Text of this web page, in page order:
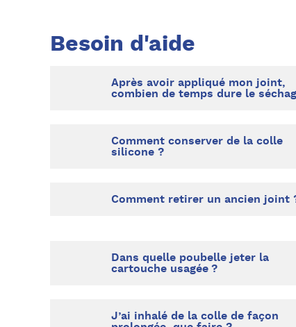
Besoin d'aide
Après avoir appliqué mon joint,
combien de temps dure le
Comment conserver de la colle
silicone ?
Comment retirer un ancien joint
Dans quelle poubelle jeter la
cartouche usagée ?
J’ai inhalé de la colle de façon